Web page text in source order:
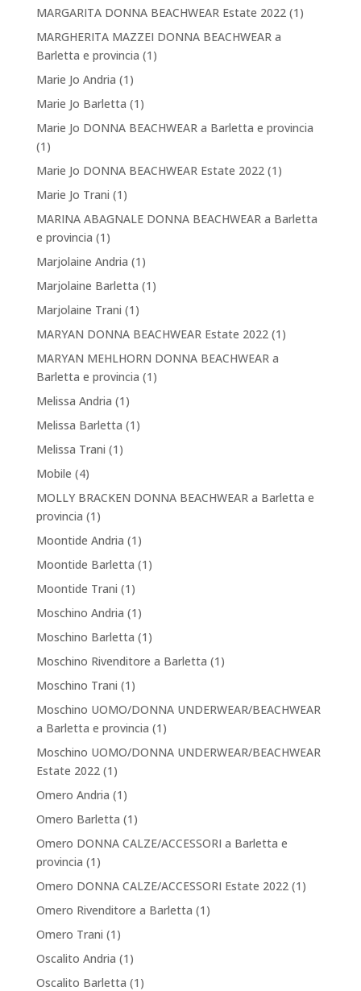
MARGARITA DONNA BEACHWEAR Estate 2022(1)
MARGHERITA MAZZEI DONNA BEACHWEAR a
Barletta e provincia (1)
Marie Jo Andria (1)
Marie Jo Barletta (1)
Marie Jo DONNA BEACHWEAR a Barletta e provincia
(1)
Marie Jo DONNA BEACHWEAR Estate 2022(1)
Marie Jo Trani (1)
MARINA ABAGNALE DONNA BEACHWEAR a Barletta
e provincia (1)
Marjolaine Andria (1)
Marjolaine Barletta (1)
Marjolaine Trani (1)
MARYAN DONNA BEACHWEAR Estate 2022(1)
MARYAN MEHLHORN DONNA BEACHWEAR a
Barletta e provincia (1)
Melissa Andria (1)
Melissa Barletta (1)
Melissa Trani (1)
Mobile (4)
MOLLY BRACKEN DONNA BEACHWEAR a Barletta e
provincia (1)
Moontide Andria (1)
Moontide Barletta (1)
Moontide Trani (1)
Moschino Andria (1)
Moschino Barletta (1)
Moschino Rivenditore a Barletta (1)
Moschino Trani (1)
Moschino UOMO/DONNA UNDERWEAR/BEACHWEAR
a Barletta e provincia (1)
Moschino UOMO/DONNA UNDERWEAR/BEACHWEAR
Estate 2022(1)
Omero Andria (1)
Omero Barletta (1)
Omero DONNA CALZE/ACCESSORI a Barletta e
provincia (1)
Omero DONNA CALZE/ACCESSORI Estate 2022(1)
Omero Rivenditore a Barletta (1)
Omero Trani (1)
Oscalito Andria (1)
Oscalito Barletta (1)